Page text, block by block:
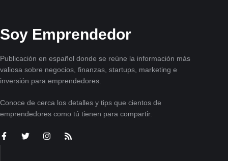
Soy Emprendedor
Publicación en español donde se reúne la información más
valiosa sobre negocios, finanzas, startups, marketing e
inversión para emprendedores.
Conoce de cerca los detalles y tips que cientos de
emprendedores como tú tienen para compartir.